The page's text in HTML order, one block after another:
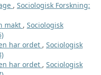
, Sociologisk Forskning:
makt , Sociologisk
har ordet , Sociologisk
har ordet , Sociologisk